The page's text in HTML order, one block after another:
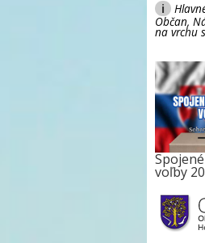
i
Občan,
na vrchu
voľby